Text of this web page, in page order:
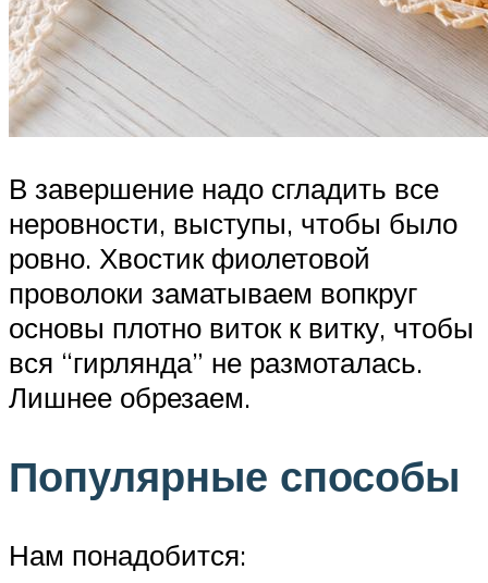
В завершение надо сгладить все
неровности, выступы, чтобы было
ровно. Хвостик фиолетовой
проволоки заматываем вопкруг
основы плотно виток к витку, чтобы
вся “гирлянда” не размоталась.
Лишнее обрезаем.
Популярные способы
Нам понадобится: